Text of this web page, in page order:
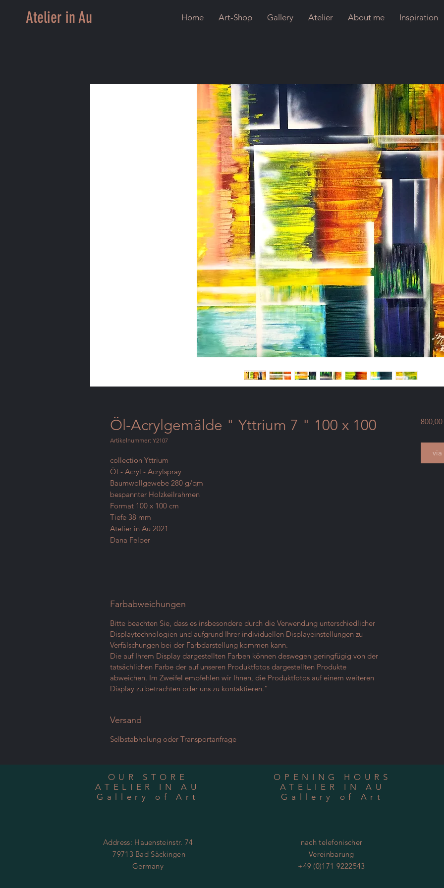
Atelier in Au Home Art-Shop Gallery Atelier About me Inspiration
Öl-Acrylgemälde " Yttrium 7 " 100 x 100
Artikelnummer: Y2107
collection Yttrium
Öl - Acryl - Acrylspray
Baumwollgewebe 280 g/qm
bespannter Holzkeilrahmen
Format 100 x 100 cm
Tiefe 38 mm
Atelier in Au 2021
Dana Felber
Farbabweichungen
Bitte beachten Sie, dass es insbesondere durch die Verwendung unterschiedlicher
Displaytechnologien und aufgrund Ihrer individuellen Displayeinstellungen zu
Verfälschungen bei der Farbdarstellung kommen kann.
Die auf Ihrem Display dargestellten Farben können deswegen geringfügig von der
tatsächlichen Farbe der auf unseren Produktfotos dargestellten Produkte
abweichen. Im Zweifel empfehlen wir Ihnen, die Produktfotos auf einem weiteren
Display zu betrachten oder uns zu kontaktieren.“
Versand
Selbstabholung oder Transportanfrage
800,00
via
OUR STORE
ATELIER IN AU
Gallery of Art
Address: Hauensteinstr. 74
79713 Bad Säckingen
Germany
OPENING HOURS
ATELIER IN AU
Gallery of Art
nach telefonischer
Vereinbarung
+49 (0)171 9222543